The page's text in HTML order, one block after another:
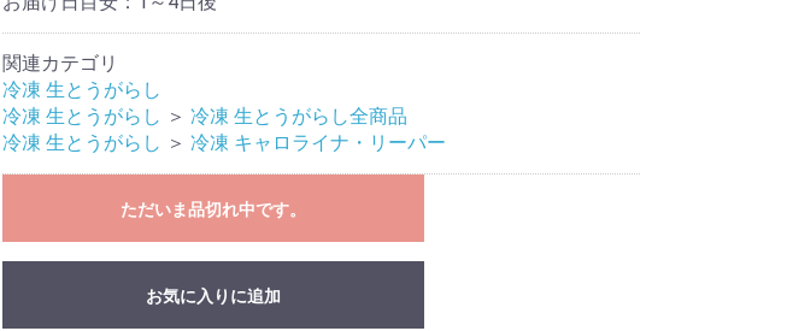
関連カテゴリ
冷凍 生とうがらし
冷凍 生とうがらし ＞ 冷凍 生とうがらし全商品
冷凍 生とうがらし ＞ 冷凍 キャロライナ・リーパー
ただいま品切れ中です。
お気に入りに追加